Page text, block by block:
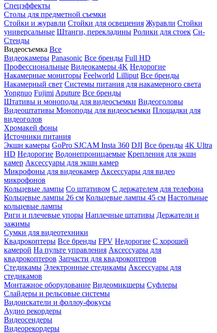
Спецэффекты
Столы для предметной съемки
Стойки и журавли Стойки для освещения Журавли Стойки
универсальные Штанги, перекладины Ролики для стоек Си-
Стенды
Видеосъемка Все
Видеокамеры Panasonic Все бренды Full HD
Профессиональные Видеокамеры 4K Недорогие
Накамерные мониторы Feelworld Lilliput Все бренды
Накамерный свет Системы питания для накамерного света
Yongnuo Fujimi Aputure Все бренды
Штативы и моноподы для видеосъемки Видеоголовы
Видеоштативы Моноподы для видеосъемки Площадки для
видеоголов
Хромакей фоны
Источники питания
Экшн камеры GoPro SJCAM Insta 360 DJI Все бренды 4K Ultra
HD Недорогие Водонепроницаемые Крепления для экшн
камер Аксессуары для экшн камер
Микрофоны для видеокамер Аксессуары для видео
микрофонов
Кольцевые лампы Со штативом C держателем для телефона
Кольцевые лампы 26 см Кольцевые лампы 45 см Настольные
кольцевые лампы
Риги и плечевые упоры Наплечные штативы Держатели и
зажимы
Сумки для видеотехники
Квадрокоптеры Все бренды FPV Недорогие С хорошей
камерой На пульте управления Аксессуары для
квадрокоптеров Запчасти для квадрокоптеров
Стедикамы Электронные стедикамы Аксессуары для
стедикамов
Монтажное оборудование Видеомикшеры Суфлеры
Слайдеры и рельсовые системы
Видоискатели и фоллоу-фокусы
Аудио рекордеры
Видеосендеры
Видеорекордеры